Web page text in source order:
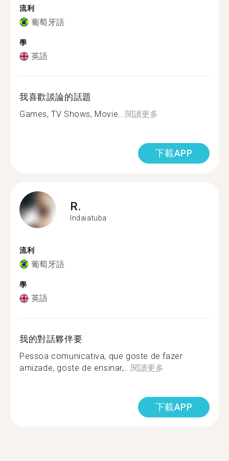
流利
葡萄牙語
學
英語
我喜歡談論的話題
Games, TV Shows, Movie...閱讀更多
下載APP
R.
Indaiatuba
流利
葡萄牙語
學
英語
我的對話夥伴要
Pessoa comunicativa, que goste de fazer
amizade, goste de ensinar,...閱讀更多
下載APP